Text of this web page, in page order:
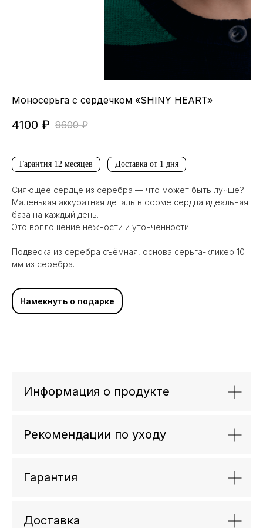
Моносерьга с сердечком «SHINY HEART»
4100 ₽ 9600 ₽
Гарантия 12 месяцев Доставка от 1 дня
Сияющее сердце из серебра — что может быть лучше?
Маленькая аккуратная деталь в форме сердца идеальная
база на каждый день.
Это воплощение нежности и утонченности.
Подвеска из серебра съёмная, основа серьга-кликер 10
мм из серебра.
Намекнуть о подарке
Информация о продукте
Рекомендации по уходу
Гарантия
Доставка